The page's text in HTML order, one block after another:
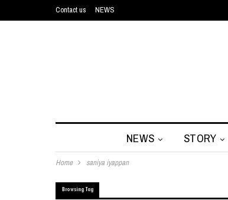
Contact us NEWS
NEWS STORY
Home saniya iyappan
Browsing Tag